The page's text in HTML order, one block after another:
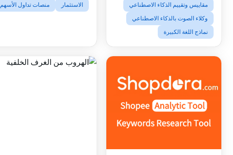
مقاييس وتقييم الذكاء الاصطناعي
وكلاء الصوت بالذكاء الاصطناعي
نماذج اللغة الكبيرة
الاستثمار
منصات تداول الأسهم